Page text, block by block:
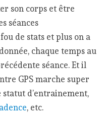
son corps et être
séances
de stats et plus on a
chaque temps au
séance. Et il
GPS marche super
statut d’entrainement,
, etc.